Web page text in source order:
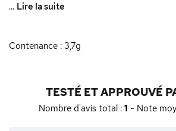
... Lire la suite
Contenance : 3,7g
TESTÉ ET APPROUVÉ
Nombre d'avis total : 1 - Note